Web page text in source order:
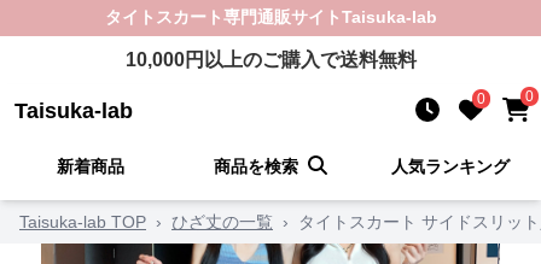
タイトスカート専門通販サイトTaisuka-lab
10,000円以上のご購入で送料無料
Taisuka-lab 0 0
新着商品 商品を検索 人気ランキング
Taisuka-lab TOP › ひざ丈の一覧 › タイトスカート サイドスリッ